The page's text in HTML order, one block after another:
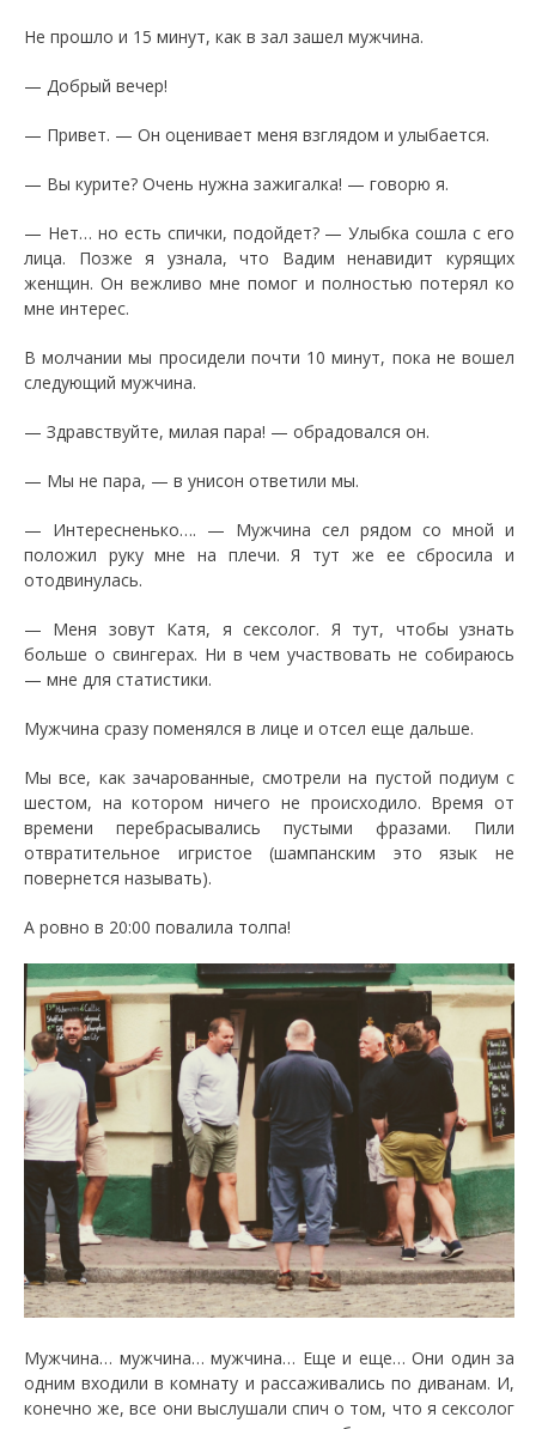
Не прошло и 15 минут, как в зал зашел мужчина.
— Добрый вечер!
— Привет. — Он оценивает меня взглядом и улыбается.
— Вы курите? Очень нужна зажигалка! — говорю я.
— Нет… но есть спички, подойдет? — Улыбка сошла с его
лица. Позже я узнала, что Вадим ненавидит курящих
женщин. Он вежливо мне помог и полностью потерял ко
мне интерес.
В молчании мы просидели почти 10 минут, пока не вошел
следующий мужчина.
— Здравствуйте, милая пара! — обрадовался он.
— Мы не пара, — в унисон ответили мы.
— Интересненько…. — Мужчина сел рядом со мной и
положил руку мне на плечи. Я тут же ее сбросила и
отодвинулась.
— Меня зовут Катя, я сексолог. Я тут, чтобы узнать
больше о свингерах. Ни в чем участвовать не собираюсь
— мне для статистики.
Мужчина сразу поменялся в лице и отсел еще дальше.
Мы все, как зачарованные, смотрели на пустой подиум с
шестом, на котором ничего не происходило. Время от
времени перебрасывались пустыми фразами. Пили
отвратительное игристое (шампанским это язык не
повернется называть).
А ровно в 20:00 повалила толпа!
Мужчина… мужчина… мужчина… Еще и еще… Они один за
одним входили в комнату и рассаживались по диванам. И,
конечно же, все они выслушали спич о том, что я сексолог